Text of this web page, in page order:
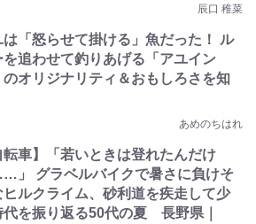
辰口 稚菜
は「怒らせて掛ける」魚だった！ ル
を追わせて釣りあげる「アユイン
のオリジナリティ＆おもしろさを知
あめのちはれ
転車】「若いときは登れたんだけ
」 グラベルバイクで暑さに負けそ
ヒルクライム、砂利道を疾走して少
代を振り返る50代の夏 長野県｜